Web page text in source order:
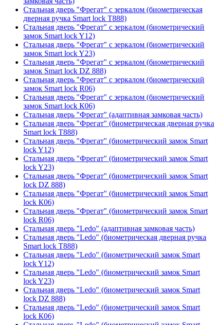
Стальная дверь "Фрегат" с зеркалом (биометрическая
дверная ручка Smart lock T888)
Стальная дверь "Фрегат" с зеркалом (биометрический
замок Smart lock Y12)
Стальная дверь "Фрегат" с зеркалом (биометрический
замок Smart lock Y23)
Стальная дверь "Фрегат" с зеркалом (биометрический
замок Smart lock DZ 888)
Стальная дверь "Фрегат" с зеркалом (биометрический
замок Smart lock R06)
Стальная дверь "Фрегат" с зеркалом (биометрический
замок Smart lock К06)
Стальная дверь "Фрегат" (адаптивная замковая часть)
Стальная дверь "Фрегат" (биометрическая дверная ручка
Smart lock T888)
Стальная дверь "Фрегат" (биометрический замок Smart
lock Y12)
Стальная дверь "Фрегат" (биометрический замок Smart
lock Y23)
Стальная дверь "Фрегат" (биометрический замок Smart
lock DZ 888)
Стальная дверь "Фрегат" (биометрический замок Smart
lock К06)
Стальная дверь "Фрегат" (биометрический замок Smart
lock R06)
Стальная дверь "Ledo" (адаптивная замковая часть)
Стальная дверь "Ledo" (биометрическая дверная ручка
Smart lock T888)
Стальная дверь "Ledo" (биометрический замок Smart
lock Y12)
Стальная дверь "Ledo" (биометрический замок Smart
lock Y23)
Стальная дверь "Ledo" (биометрический замок Smart
lock DZ 888)
Стальная дверь "Ledo" (биометрический замок Smart
lock К06)